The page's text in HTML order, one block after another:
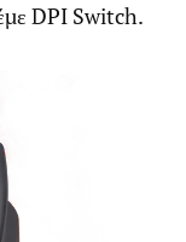
DPI Switch.